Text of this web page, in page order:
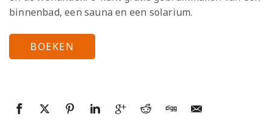
binnenbad, een sauna en een solarium.
BOEKEN